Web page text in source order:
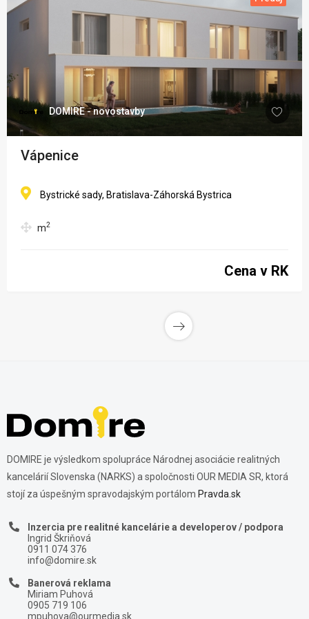
DOMIRE - novostavby
Vápenice
Bystrické sady, Bratislava-Záhorská Bystrica
m2
Cena v RK
DOMIRE je výsledkom spolupráce Národnej asociácie realitných
kancelárií Slovenska (NARKS) a spoločnosti OUR MEDIA SR, ktorá
stojí za úspešným spravodajským portálom Pravda.sk
Inzercia pre realitné kancelárie a developerov / podpora
Ingrid Škriňová
0911 074 376
info@domire.sk
Banerová reklama
Miriam Puhová
0905 719 106
mpuhova@ourmedia.sk